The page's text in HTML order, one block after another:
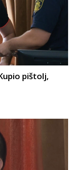
pištolj,